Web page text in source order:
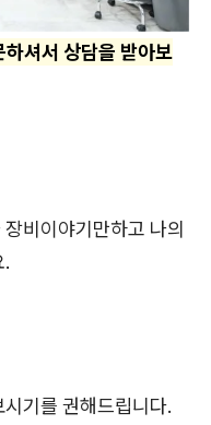
셔서 상담을 받아보
비이야기만하고 나의
.
기를 권해드립니다.